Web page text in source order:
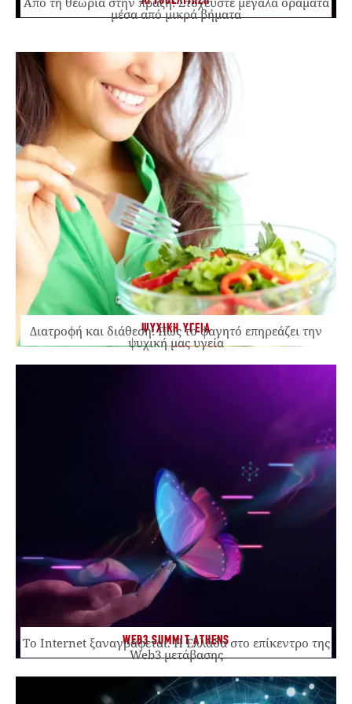
μέσα από μικρά βήματα
ΨΥΧΙΚΗ ΥΓΕΙΑ
Διατροφή και διάθεση: Πώς το φαγητό επηρεάζει την
ψυχική μας υγεία
WEB3 SUMMIT ATHENS
Το Internet ξαναγράφεται. Η Ελλάδα στο επίκεντρο της
Web3 μετάβασης